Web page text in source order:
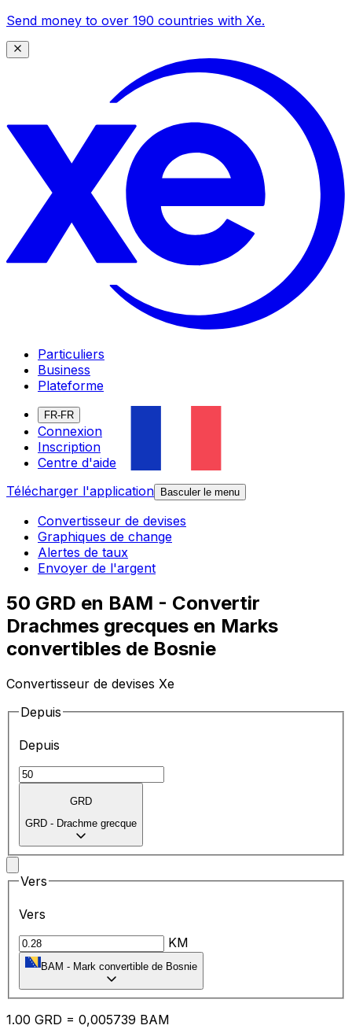
Send money to over 190 countries with Xe.
Particuliers
Business
Plateforme
FR-FR
Connexion
Inscription
Centre d'aide
Télécharger l'application
Basculer le menu
Convertisseur de devises
Graphiques de change
Alertes de taux
Envoyer de l'argent
50 GRD en BAM - Convertir
Drachmes grecques en Marks
convertibles de Bosnie
Convertisseur de devises Xe
Depuis
Depuis
GRD
GRD - Drachme grecque
Vers
Vers
KM
BAM - Mark convertible de Bosnie
1.00 GRD = 0,005739 BAM